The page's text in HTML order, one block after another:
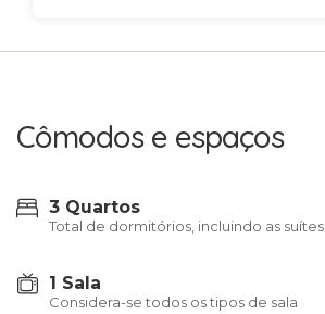
Cômodos e espaços
3 Quartos
Total de dormitórios, incluindo as suítes
1 Sala
Considera-se todos os tipos de sala